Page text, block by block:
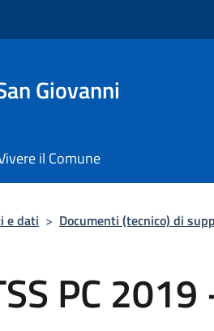
Giovanni
il Comune
e dati > Documenti (tecnico) di
PC